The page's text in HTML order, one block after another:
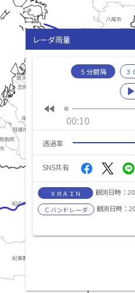
レーダ雨量
５分間隔 ３
play_arrow
fast_rewind
00:10
透過率
SNS共有
ＸＲＡＩＮ 観測日時：
Ｃバンドレーダ 観測日時：